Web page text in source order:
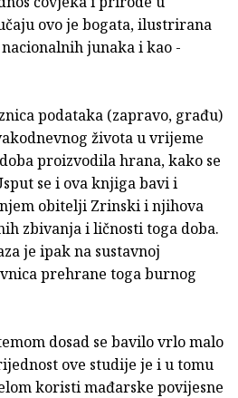
ovo je bogata, ilustrirana
junaka i kao -
podataka (zapravo, građu)
života u vrijeme
proizvodila hrana, kako se
se i ova knjiga bavi i
obitelji Zrinski i njihova
zbivanja i ličnosti toga doba.
je ipak na sustavnoj
prehrane toga burnog
dosad se bavilo vrlo malo
ove studije je i u tomu
koristi mađarske povijesne